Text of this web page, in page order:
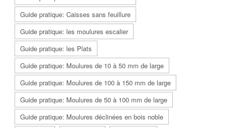
Guide pratique: Caisses sans feuillure
Guide pratique: les moulures escalier
Guide pratique: les Plats
Guide pratique: Moulures de 10 à 50 mm de large
Guide pratique: Moulures de 100 à 150 mm de large
Guide pratique: Moulures de 50 à 100 mm de large
Guide pratique: Moulures déclinées en bois noble